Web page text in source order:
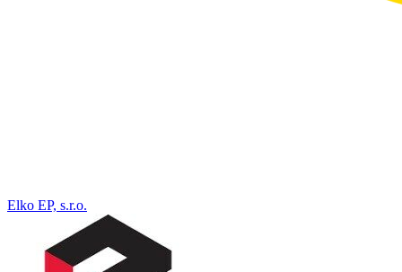
Elko EP, s.r.o.